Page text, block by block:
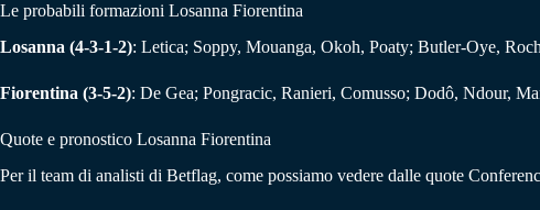
Le probabili formazioni Losanna Fiorentina
Losanna (4-3-1-2): Letica; Soppy, Mouanga, Okoh, Poaty; Butler-Oye,
Fiorentina (3-5-2): De Gea; Pongracic, Ranieri, Comusso; Dodô, Ndour,
Quote e pronostico Losanna Fiorentina
Per il team di analisti di Betflag, come possiamo vedere dalle quote